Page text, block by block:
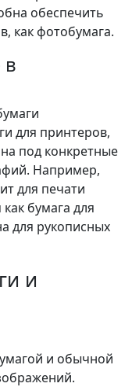
обеспечить
как фотобумага.
в
для принтеров,
под конкретные
Например,
для печати
бумага для
для рукописных
и
и обычной